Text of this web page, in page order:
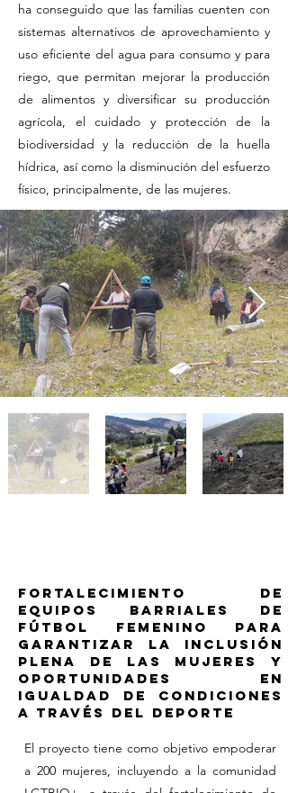
ha conseguido que las familias cuenten con
sistemas alternativos de aprovechamiento y
uso eficiente del agua para consumo y para
riego, que permitan mejorar la producción
de alimentos y diversificar su producción
agrícola, el cuidado y protección de la
biodiversidad y la reducción de la huella
hídrica, así como la disminución del esfuerzo
físico, principalmente, de las mujeres.
Fortalecimiento de
equipos barriales de
fútbol femenino para
garantizar la inclusión
plena de las mujeres y
oportunidades en
igualdad de condiciones
a través del deporte
El proyecto tiene como objetivo empoderar
a 200 mujeres, incluyendo a la comunidad